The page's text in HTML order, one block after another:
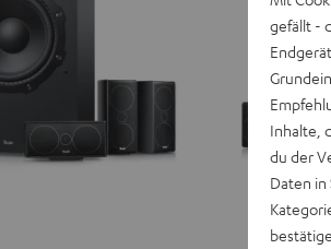
gefällt -
Inhalte,
du der
Daten in